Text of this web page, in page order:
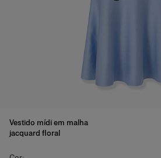
Vestido mídi em malha
jacquard floral